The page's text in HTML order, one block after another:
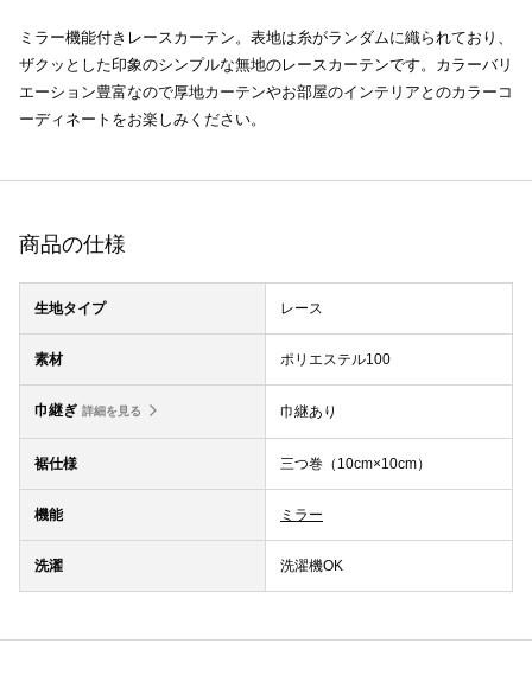
ミラー機能付きレースカーテン。表地は糸がランダムに織られており、
ザクッとした印象のシンプルな無地のレースカーテンです。カラーバリ
エーション豊富なので厚地カーテンやお部屋のインテリアとのカラーコ
ーディネートをお楽しみください。
商品の仕様
生地タイプ レース
素材 ポリエステル100
巾継ぎ 詳細を見る 巾継あり
裾仕様 三つ巻（10cm×10cm）
機能 ミラー
洗濯 洗濯機OK